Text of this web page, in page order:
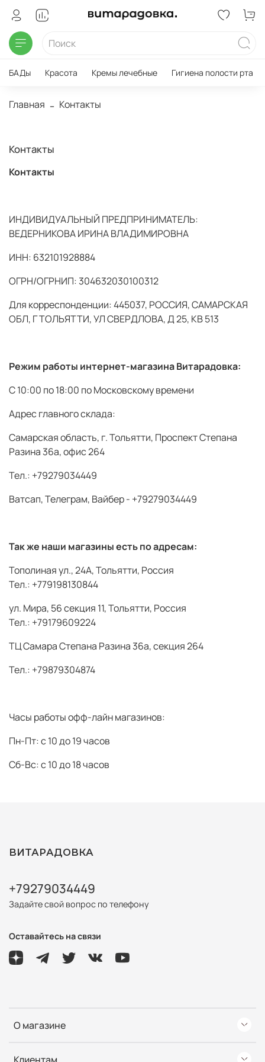
БАДы Красота Кремы лечебные Гигиена полости рта
Главная Контакты
Контакты
Контакты
ИНДИВИДУАЛЬНЫЙ ПРЕДПРИНИМАТЕЛЬ:
ВЕДЕРНИКОВА ИРИНА ВЛАДИМИРОВНА
ИНН: 632101928884
ОГРН/ОГРНИП: 304632030100312
Для корреспонденции: 445037, РОССИЯ, САМАРСКАЯ
ОБЛ, Г ТОЛЬЯТТИ, УЛ СВЕРДЛОВА, Д 25, КВ 513
Режим работы интернет-магазина Витарадовка:
С 10:00 по 18:00 по Московскому времени
Адрес главного склада:
Самарская область, г. Тольятти, Проспект Степана
Разина 36а, офис 264
Тел.: +79279034449
Ватсап, Телеграм, Вайбер - +79279034449
Так же наши магазины есть по адресам:
Тополиная ул., 24А, Тольятти, Россия
Тел.: +779198130844
ул. Мира, 56 секция 11, Тольятти, Россия
Тел.: +79179609224
ТЦ Самара Степана Разина 36а, секция 264
Тел.: +79879304874
Часы работы офф-лайн магазинов:
Пн-Пт: с 10 до 19 часов
Сб-Вс: с 10 до 18 часов
О магазине
ВИТАРАДОВКА
+79279034449
Задайте свой вопрос по телефону
Оставайтесь на связи